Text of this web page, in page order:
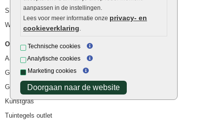
aanpassen in de instellingen.
Lees voor meer informatie onze privacy- en
cookieverklaring.
Technische cookies
Analytische cookies
Marketing cookies
Doorgaan naar de website
Siergrind en siersplit
Waterafvoer
Overig
Aanbiedingen
Goedkope bestrating
Goedkope tuintegels
Kunstgras
Tuintegels outlet